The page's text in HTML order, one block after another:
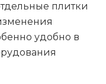
плитки
удобно в